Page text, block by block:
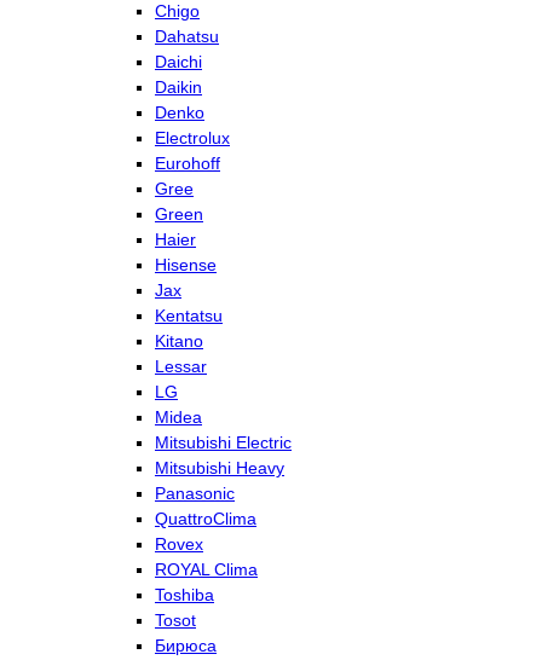
Chigo
Dahatsu
Daichi
Daikin
Denko
Electrolux
Eurohoff
Gree
Green
Haier
Hisense
Jax
Kentatsu
Kitano
Lessar
LG
Midea
Mitsubishi Electric
Mitsubishi Heavy
Panasonic
QuattroClima
Rovex
ROYAL Clima
Toshiba
Tosot
Бирюса